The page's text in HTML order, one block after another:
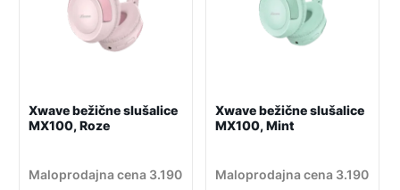
Xwave bežične slušalice
MX100, Roze
Maloprodajna cena 3.190
Xwave bežične slušalice
MX100, Mint
Maloprodajna cena 3.190